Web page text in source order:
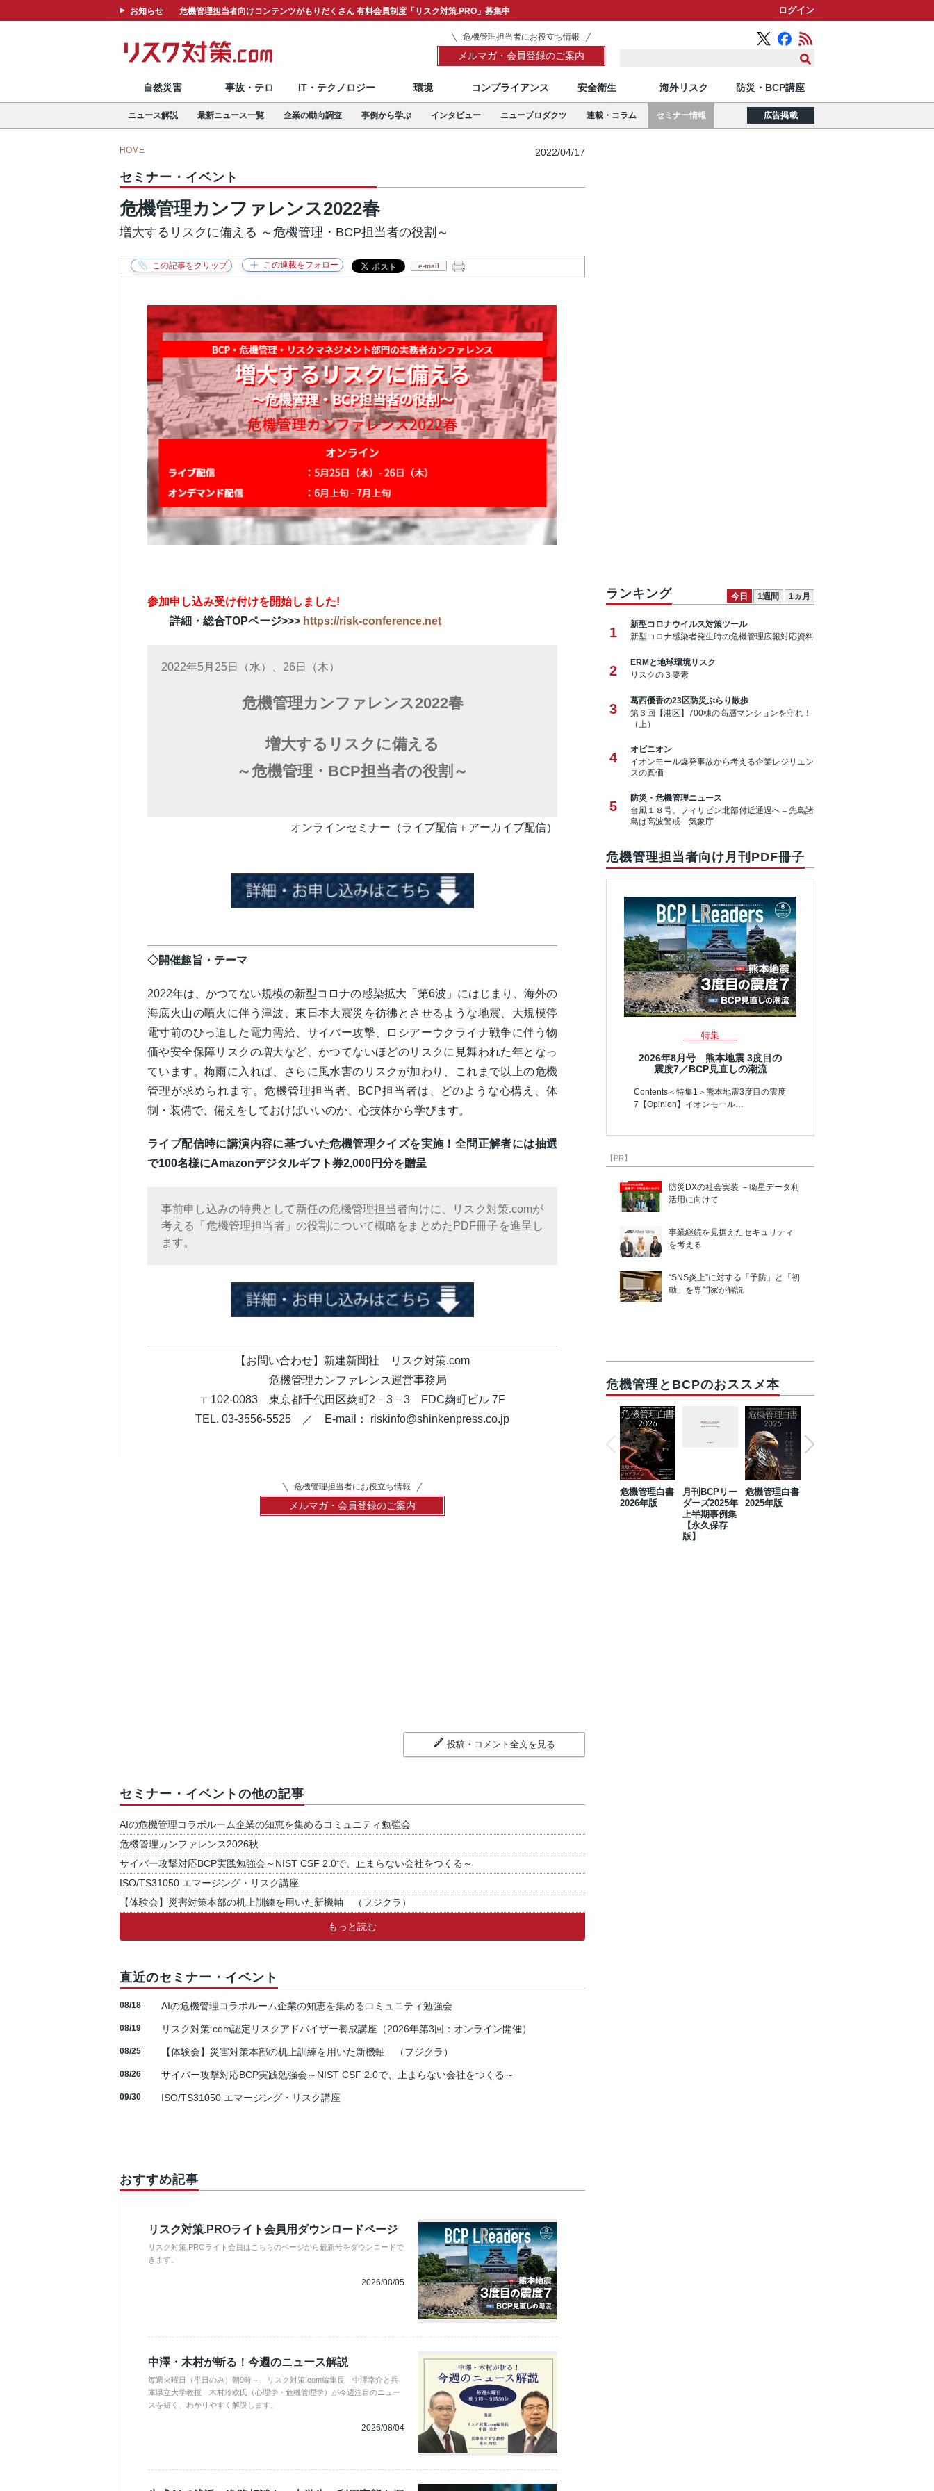
お知らせ 危機管理担当者向けコンテンツがもりだくさん 有料会員制度「リスク対策.PRO」募集中 ログイン
危機管理担当者にお役立ち情報
メルマガ・会員登録のご案内
自然災害 事故・テロ IT・テクノロジー 環境 コンプライアンス 安全衛生 海外リスク 防災・BCP講座
ニュース解説 最新ニュース一覧 企業の動向調査 事例から学ぶ インタビュー ニュープロダクツ 連載・コラム セミナー情報 広告掲載
HOME 2022/04/17
セミナー・イベント
危機管理カンファレンス2022春
増大するリスクに備える ～危機管理・BCP担当者の役割～
e-mail
参加申し込み受け付けを開始しました!
詳細・総合TOPページ>>> https://risk-conference.net
2022年5月25日（水）、26日（木）
危機管理カンファレンス2022春
増大するリスクに備える
～危機管理・BCP担当者の役割～
オンラインセミナー（ライブ配信＋アーカイブ配信）
◇開催趣旨・テーマ
2022年は、かつてない規模の新型コロナの感染拡大「第6波」にはじまり、海外の
海底火山の噴火に伴う津波、東日本大震災を彷彿とさせるような地震、大規模停
電寸前のひっ迫した電力需給、サイバー攻撃、ロシアーウクライナ戦争に伴う物
価や安全保障リスクの増大など、かつてないほどのリスクに見舞われた年となっ
ています。梅雨に入れば、さらに風水害のリスクが加わり、これまで以上の危機
管理が求められます。危機管理担当者、BCP担当者は、どのような心構え、体
制・装備で、備えをしておけばいいのか、心技体から学びます。
ライブ配信時に講演内容に基づいた危機管理クイズを実施！全問正解者には抽選
で100名様にAmazonデジタルギフト券2,000円分を贈呈
事前申し込みの特典として新任の危機管理担当者向けに、リスク対策.comが
考える「危機管理担当者」の役割について概略をまとめたPDF冊子を進呈し
ます。
【お問い合わせ】新建新聞社 リスク対策.com
危機管理カンファレンス運営事務局
〒102-0083 東京都千代田区麹町2－3－3 FDC麹町ビル 7F
TEL. 03-3556-5525 ／ E-mail： riskinfo@shinkenpress.co.jp
危機管理担当者にお役立ち情報
メルマガ・会員登録のご案内
投稿・コメント全文を見る
セミナー・イベントの他の記事
AIの危機管理コラボルーム企業の知恵を集めるコミュニティ勉強会
危機管理カンファレンス2026秋
サイバー攻撃対応BCP実践勉強会～NIST CSF 2.0で、止まらない会社をつくる～
ISO/TS31050 エマージング・リスク講座
【体験会】災害対策本部の机上訓練を用いた新機軸 （フジクラ）
もっと読む
直近のセミナー・イベント
08/18 AIの危機管理コラボルーム企業の知恵を集めるコミュニティ勉強会
08/19 リスク対策.com認定リスクアドバイザー養成講座（2026年第3回：オンライン開催）
08/25 【体験会】災害対策本部の机上訓練を用いた新機軸 （フジクラ）
08/26 サイバー攻撃対応BCP実践勉強会～NIST CSF 2.0で、止まらない会社をつくる～
09/30 ISO/TS31050 エマージング・リスク講座
おすすめ記事
リスク対策.PROライト会員用ダウンロードページ
リスク対策.PROライト会員はこちらのページから最新号をダウンロードで
きます。
2026/08/05
中澤・木村が斬る！今週のニュース解説
毎週火曜日（平日のみ）朝9時～、リスク対策.com編集長 中澤幸介と兵
庫県立大学教授 木村玲欧氏（心理学・危機管理学）が今週注目のニュー
スを短く、わかりやすく解説します。
2026/08/04
ランキング 今日 1週間 1ヵ月
1
新型コロナウイルス対策ツール
新型コロナ感染者発生時の危機管理広報対応資料
2
ERMと地球環境リスク
リスクの３要素
3
葛西優香の23区防災ぶらり散歩
第３回【港区】700棟の高層マンションを守れ！
（上）
4
オピニオン
イオンモール爆発事故から考える企業レジリエン
スの真価
5
防災・危機管理ニュース
台風１８号、フィリピン北部付近通過へ＝先島諸
島は高波警戒―気象庁
危機管理担当者向け月刊PDF冊子
特集
2026年8月号 熊本地震 3度目の
震度7／BCP見直しの潮流
Contents＜特集1＞熊本地震3度目の震度
7【Opinion】イオンモール…
【PR】
防災DXの社会実装 －衛星データ利
活用に向けて
事業継続を見据えたセキュリティ
を考える
“SNS炎上”に対する「予防」と「初
動」を専門家が解説
危機管理とBCPのおススメ本
危機管理白書
2026年版
月刊BCPリー
ダーズ2025年
上半期事例集
【永久保存
版】
危機管理白書
2025年版